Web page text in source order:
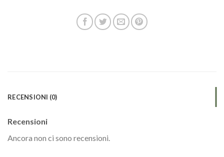
RECENSIONI (0)
Recensioni
Ancora non ci sono recensioni.